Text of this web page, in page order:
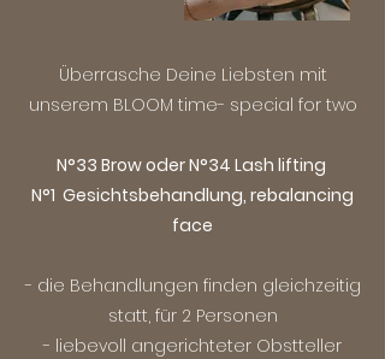
Überrasche Deine Liebsten mit
unserem BLOOM time- special for two
N°33 Brow oder N°34 Lash lifting
N°1 Gesichtsbehandlung, rebalancing
face
- die Behandlungen finden gleichzeitig
statt, für 2 Personen
- liebevoll angerichteter Obstteller